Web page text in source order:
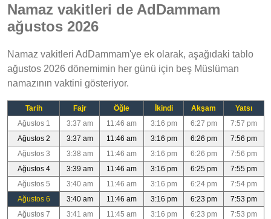
Namaz vakitleri de AdDammam
ağustos 2026
Namaz vakitleri AdDammam'ye ek olarak, aşağıdaki tablo
ağustos 2026 dönemimin her günü için beş Müslüman
namazının vaktini gösteriyor.
Tarih Fajr Öğle İkindi Akşam
Yatsı
Ağustos 1
3:37 am 11:46 am 3:16 pm 6:27 pm
7:57 pm
Ağustos 2
3:37 am 11:46 am 3:16 pm 6:26 pm
7:56 pm
Ağustos 3
3:38 am 11:46 am 3:16 pm 6:26 pm
7:56 pm
Ağustos 4
3:39 am 11:46 am 3:16 pm 6:25 pm
7:55 pm
Ağustos 5
3:40 am 11:46 am 3:16 pm 6:24 pm
7:54 pm
Ağustos 6
3:40 am 11:46 am 3:16 pm 6:23 pm
7:53 pm
Ağustos 7
3:41 am 11:45 am 3:16 pm 6:23 pm
7:53 pm